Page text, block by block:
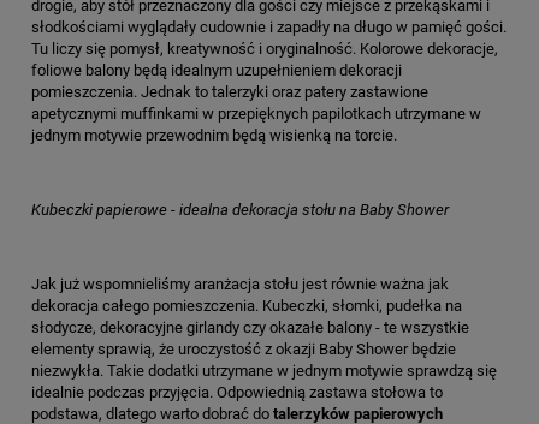
drogie, aby stół przeznaczony dla gości czy miejsce z przekąskami i
słodkościami wyglądały cudownie i zapadły na długo w pamięć gości.
Tu liczy się pomysł, kreatywność i oryginalność. Kolorowe dekoracje,
foliowe balony będą idealnym uzupełnieniem dekoracji
pomieszczenia. Jednak to talerzyki oraz patery zastawione
apetycznymi muffinkami w przepięknych papilotkach utrzymane w
jednym motywie przewodnim będą wisienką na torcie.
Kubeczki papierowe - idealna dekoracja stołu na Baby Shower
Jak już wspomnieliśmy aranżacja stołu jest równie ważna jak
dekoracja całego pomieszczenia. Kubeczki, słomki, pudełka na
słodycze, dekoracyjne girlandy czy okazałe balony - te wszystkie
elementy sprawią, że uroczystość z okazji Baby Shower będzie
niezwykła. Takie dodatki utrzymane w jednym motywie sprawdzą się
idealnie podczas przyjęcia. Odpowiednią zastawa stołowa to
podstawa, dlatego warto dobrać do talerzyków papierowych